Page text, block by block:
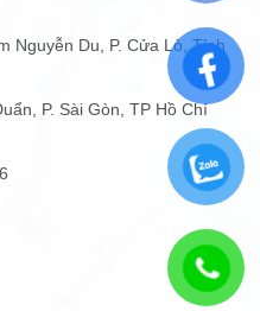
Nguyễn Du, P. Cửa Lò, Tỉnh
P. Sài Gòn, TP Hồ Chí